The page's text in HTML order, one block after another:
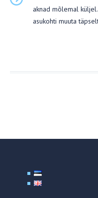
aknad mõlemal
asukohti muuta